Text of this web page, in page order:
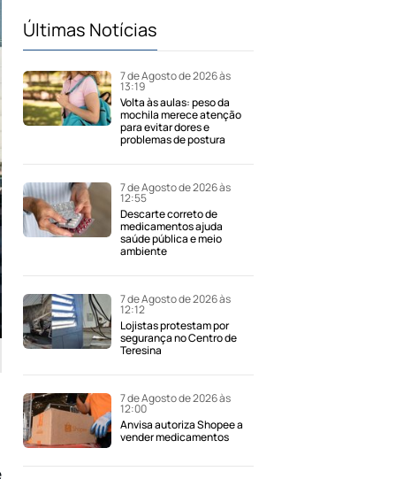
Últimas Notícias
7 de Agosto de 2026 às
13:19
Volta às aulas: peso da
mochila merece atenção
para evitar dores e
problemas de postura
7 de Agosto de 2026 às
12:55
Descarte correto de
medicamentos ajuda
saúde pública e meio
ambiente
7 de Agosto de 2026 às
12:12
Lojistas protestam por
segurança no Centro de
Teresina
7 de Agosto de 2026 às
12:00
Anvisa autoriza Shopee a
vender medicamentos